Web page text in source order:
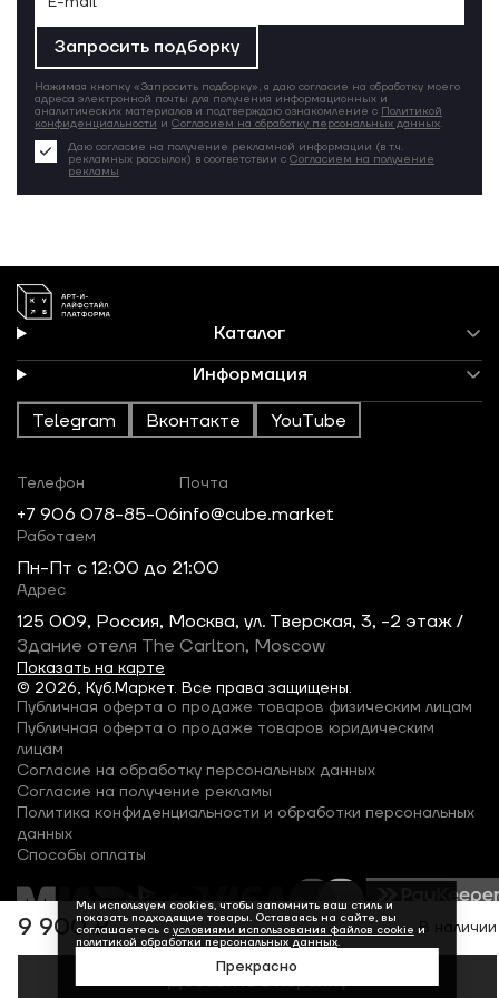
9 900 ₽ В наличии
Добавить в корзину
Запросить подборку
Нажимая кнопку «Запросить подборку», я даю согласие на обработку моего
адреса электронной почты для получения информационных и
аналитических материалов и подтверждаю ознакомление с Политикой
конфиденциальности и Согласием на обработку персональных данных.
Даю согласие на получение рекламной информации (в т.ч.
рекламных рассылок) в соответствии с Согласием на получение
рекламы
Каталог
Информация
Telegram Вконтакте YouTube
© 2026, Куб.Маркет. Все права защищены.
Телефон
+7 906 078-85-06
Почта
info@cube.market
Работаем
Пн-Пт c 12:00 до 21:00
Адрес
125 009, Россия, Москва, ул. Тверская, 3, -2 этаж /
Здание отеля The Carlton, Moscow
Показать на карте
Публичная оферта о продаже товаров физическим лицам
Публичная оферта о продаже товаров юридическим
лицам
Согласие на обработку персональных данных
Согласие на получение рекламы
Политика конфиденциальности и обработки персональных
данных
Способы оплаты
Мы используем cookies, чтобы запомнить ваш стиль и
показать подходящие товары. Оставаясь на сайте, вы
соглашаетесь с условиями использования файлов cookie и
политикой обработки персональных данных.
Прекрасно